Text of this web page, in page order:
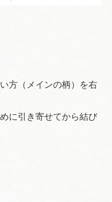
方（メインの柄）を右
に引き寄せてから結び